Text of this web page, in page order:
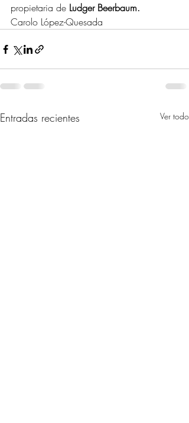
propietaria de Ludger Beerbaum.
Carolo López-Quesada
Entradas recientes Ver todo